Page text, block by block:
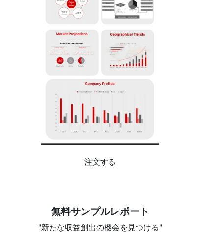
注文する
無料サンプルレポート
"新たな収益創出の機会を見つける"